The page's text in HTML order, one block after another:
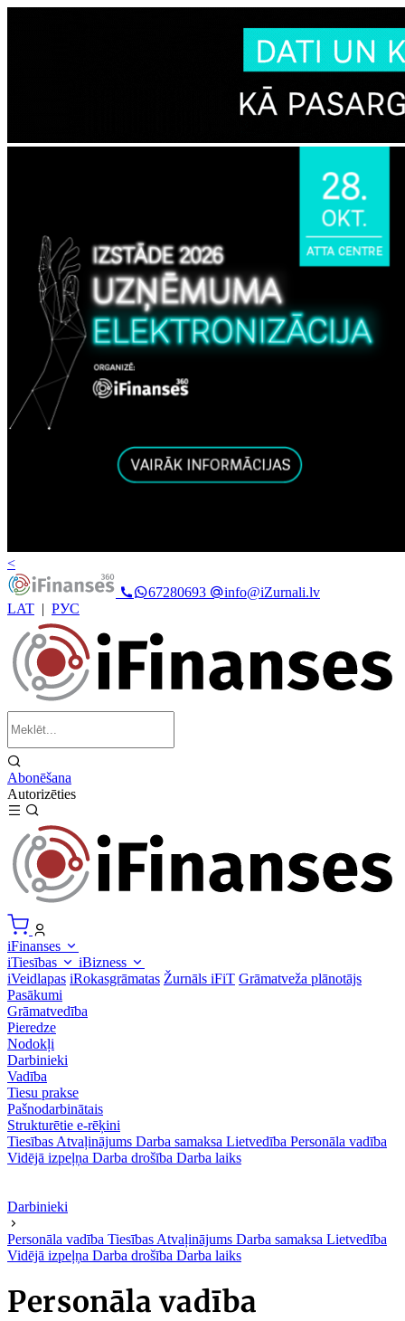
<
67280693
info@iZurnali.lv
LAT | РУС
Abonēšana
Autorizēties
iFinanses
iTiesības
iBizness
iVeidlapas iRokasgrāmatas Žurnāls iFiT Grāmatveža plānotājs
Pasākumi
Grāmatvedība
Pieredze
Nodokļi
Darbinieki
Vadība
Tiesu prakse
Pašnodarbinātais
Strukturētie e-rēķini
Tiesības Atvaļinājums Darba samaksa Lietvedība Personāla vadība
Vidējā izpeļņa Darba drošība Darba laiks
Darbinieki
Personāla vadība Tiesības Atvaļinājums Darba samaksa Lietvedība
Vidējā izpeļņa Darba drošība Darba laiks
Personāla vadība